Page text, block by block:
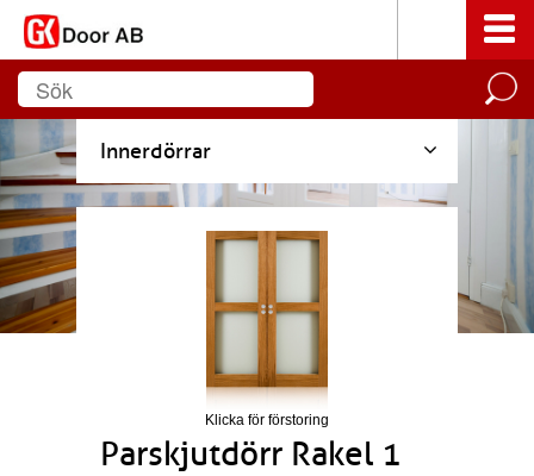
Innerdörrar
Klicka för förstoring
Parskjutdörr Rakel 1